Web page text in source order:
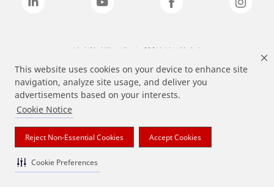
This website uses cookies on your device to enhance site
navigation, analyze site usage, and deliver you
advertisements based on your interests.
Cookie Notice
Reject Non-Essential Cookies Accept Cookies
Cookie Preferences
상기 열거된 브랜드는 3M의 상표입니다.